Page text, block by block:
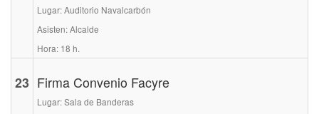
Lugar: Auditorio Navalcarbón
Asisten: Alcalde
Hora: 18 h.
23 Firma Convenio Facyre
Lugar: Sala de Banderas